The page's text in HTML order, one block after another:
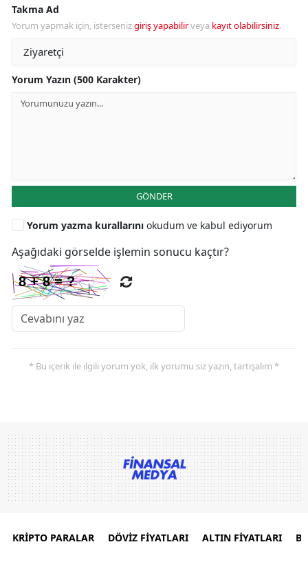
Takma Ad
Yorum yapmak için, istersenizgiriş yapabilirveya kayıt olabilirsiniz.
Yorum Yazın (500 Karakter)
GÖNDER
Yorum yazma kurallarını okudum ve kabul ediyorum
Aşağıdaki görselde işlemin sonucu kaçtır?
* Bu içerik ile ilgili yorum yok, ilk yorumu siz yazın, tartışalım *
KRİPTO PARALAR DÖVİZ FİYATLARI ALTIN FİYATLARI